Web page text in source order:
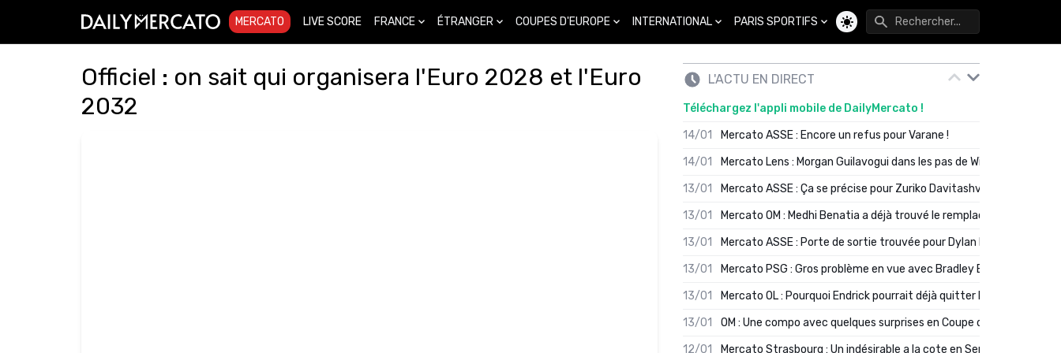
MERCATO LIVE SCORE FRANCE ÉTRANGER COUPES D'EUROPE INTERNATIONAL PARIS SPORTIFS
Changer de thème
Officiel : on sait qui organisera l'Euro 2028 et l'Euro
2032
L'ACTU EN DIRECT
Téléchargez l'appli mobile de DailyMercato !
14/01
Mercato ASSE : Encore un refus pour Varane !
14/01
Mercato Lens : Morgan Guilavogui dans les pas de Will Still ?
13/01
Mercato ASSE : Ça se précise pour Zuriko Davitashvili
13/01
Mercato OM : Medhi Benatia a déjà trouvé le remplaçant de Robinio
13/01
Mercato ASSE : Porte de sortie trouvée pour Dylan Batubinsika
13/01
Mercato PSG : Gros problème en vue avec Bradley Barcola ?
13/01
Mercato OL : Pourquoi Endrick pourrait déjà quitter Lyon en janvier
13/01
OM : Une compo avec quelques surprises en Coupe de France
12/01
Mercato Strasbourg : Un indésirable a la cote en Serie A